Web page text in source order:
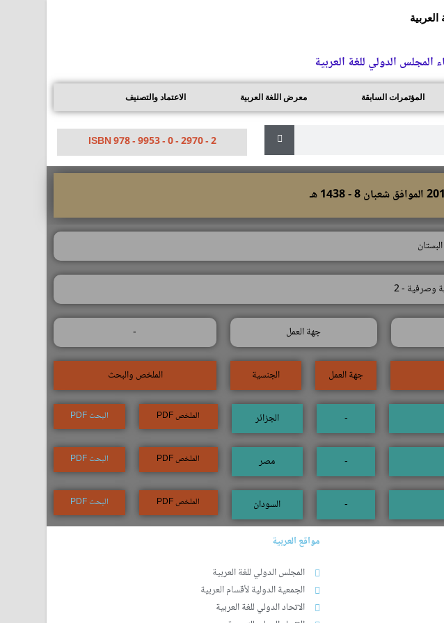
العربية
المجلس الدولي للغة العربية
المؤتمرات السابقة معرض اللغة العربية الاعتماد والتصنيف
ISBN 978 - 9953 - 0 - 2970 - 2
جهة العمل -
جهة العمل الجنسية الملخص والبحث
- الجزائر الملخص PDF البحث PDF
- مصر الملخص PDF البحث PDF
- السودان الملخص PDF البحث PDF
مواقع العربية
المجلس الدولي للغة العربية
الجمعية الدولية لأقسام العربية
الاتحاد الدولي للغة العربية